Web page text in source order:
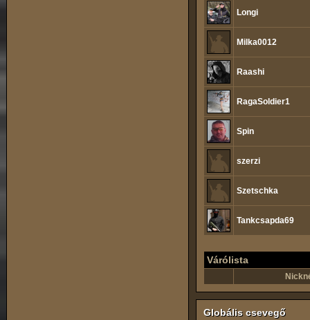
Longi
Milka0012
Raashi
RagaSoldier1
Spin
szerzi
Szetschka
Tankcsapda69
Várólista
Globális csevegő